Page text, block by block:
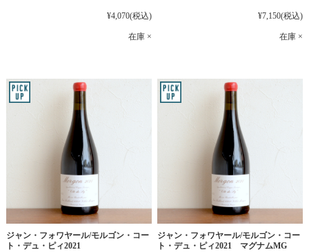
¥4,070(税込)
在庫 ×
¥7,150(税込)
在庫 ×
ジャン・フォワヤール/モルゴン・コー
ト・デュ・ピィ2021
ジャン・フォワヤール/モルゴン・コー
ト・デュ・ピィ2021 マグナムMG